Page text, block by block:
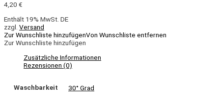
4,20 €
Enthält 19% MwSt. DE
zzgl. Versand
Zur Wunschliste hinzufügenVon Wunschliste entfernen
Zur Wunschliste hinzufügen
Zusätzliche Informationen
Rezensionen (0)
Waschbarkeit 30° Grad